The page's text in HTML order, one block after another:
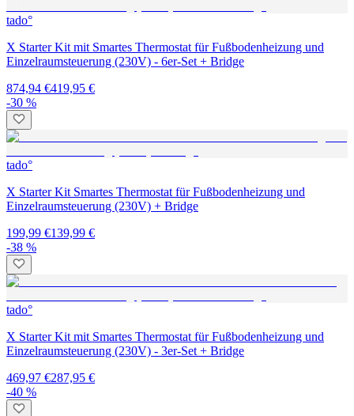
tado°
X Starter Kit mit Smartes Thermostat für Fußbodenheizung und
Einzelraumsteuerung (230V) - 6er-Set + Bridge
874,94 €419,95 €
-30 %
tado°
X Starter Kit Smartes Thermostat für Fußbodenheizung und
Einzelraumsteuerung (230V) + Bridge
199,99 €139,99 €
-38 %
tado°
X Starter Kit mit Smartes Thermostat für Fußbodenheizung und
Einzelraumsteuerung (230V) - 3er-Set + Bridge
469,97 €287,95 €
-40 %